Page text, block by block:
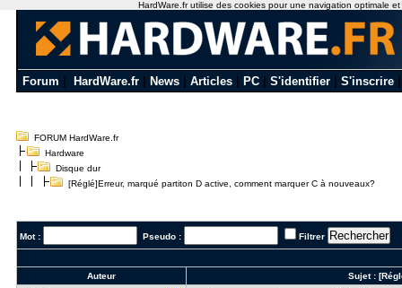
Forum HardWare.fr News Articles PC S'identifier S'inscrire
FORUM HardWare.fr
Hardware
Disque dur
[Réglé]Erreur, marqué partiton D active, comment marquer C à nouveaux?
Mot : Pseudo : Filtrer
Auteur Sujet :
HardWare.fr utilise des cookies pour une navigation optimale